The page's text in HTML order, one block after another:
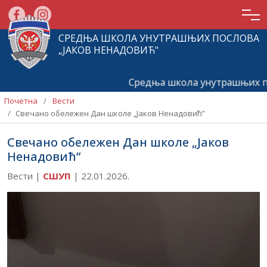
СРЕДЊА ШКОЛА УНУТРАШЊИХ ПОСЛОВА
„ЈАКОВ НЕНАДОВИЋ"
школи
Средња школа унутрашњих
Почетна
Вести
Свечано обележен Дан школе „Јаков Ненадовић”
Свечано обележен Дан школе „Јаков
Ненадовић”
Вести | СШУП | 22.01.2026.